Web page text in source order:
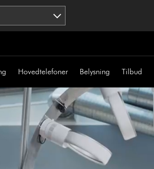
Hovedtelefoner Belysning Tilbud